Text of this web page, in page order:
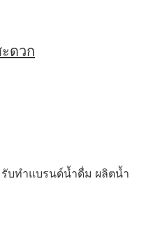
ดวก
บทำแบรนด์น้ำดื่ม ผลิตน้ำ